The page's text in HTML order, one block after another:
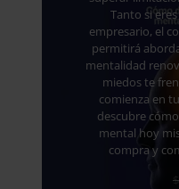
Tanto si
empresario, el
permitirá
mentalidad
miedos te
comienza en
descubre
mental hoy
compra y
$